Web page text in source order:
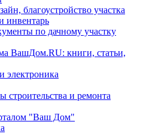
благоустройство участка
инвентарь
по дачному участку
ВашДом.RU: книги, статьи,
электроника
строительства и ремонта
"Ваш Дом"